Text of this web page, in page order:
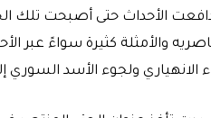
الأحداث حتى أصبحت تلك
والأمثلة كثيرة سواءً عبر
الانهياري ولجوء الأسد السوري